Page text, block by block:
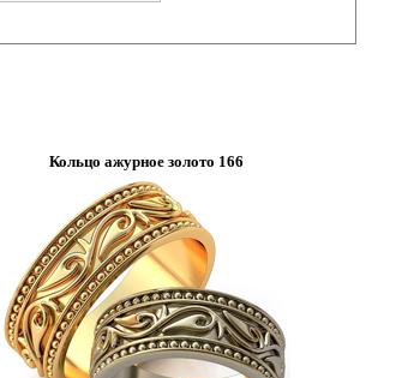
Кольцо ажурное золото 166